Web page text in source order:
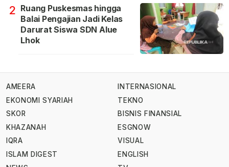
2 Ruang Puskesmas hingga
Balai Pengajian Jadi Kelas
Darurat Siswa SDN Alue
Lhok
AMEERA
EKONOMI SYARIAH
SKOR
KHAZANAH
IQRA
ISLAM DIGEST
INTERNASIONAL
TEKNO
BISNIS FINANSIAL
ESGNOW
VISUAL
ENGLISH